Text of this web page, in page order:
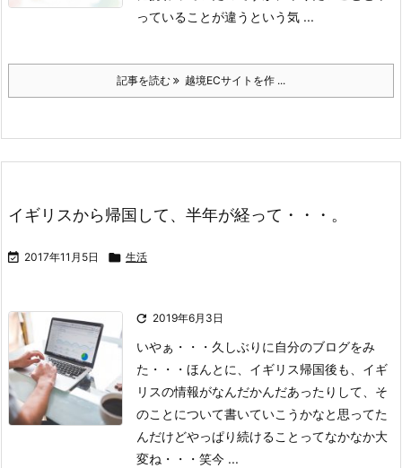
っていることが違うという気 ...
記事を読む 越境ECサイトを作 ...
イギリスから帰国して、半年が経って・・・。
 2017年11月5日  生活
 2019年6月3日
いやぁ・・・久しぶりに自分のブログをみ
た・・・ ほんとに、イギリス帰国後も、イギ
リスの情報がなんだかんだあったりして、そ
のことについて書いていこうかなと思ってた
んだけどやっぱり続けることってなかなか大
変ね・・・笑今 ...